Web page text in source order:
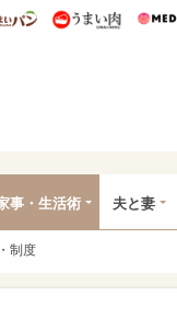
集
めし うまいパン うま
事・生活術 夫と妻
制度